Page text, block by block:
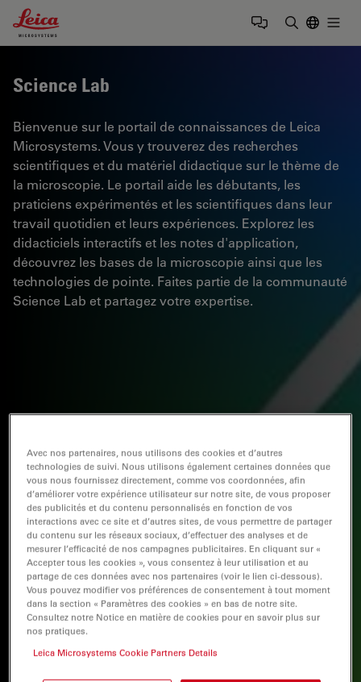
Leica Microsystems Logo
Science Lab
Bienvenue sur le portail de connaissances de Leica
Microsystems. Vous y trouverez des recherches
scientifiques et du matériel didactique sur le thème de
la microscopie. Le portail aide les débutants, les
praticiens expérimentés et les scientifiques dans leur
travail quotidien et leurs expériences. Explorez les
didacticiels interactifs et les notes d'application,
découvrez les bases de la microscopie ainsi que les
technologies de pointe. Faites partie de la communauté
Science Lab et partagez votre expertise.
Avec nos partenaires, nous utilisons des cookies et d’autres
technologies de suivi. Nous utilisons également certaines données que
vous nous fournissez directement, comme vos coordonnées, afin
d’améliorer votre expérience utilisateur sur notre site, de vous proposer
des publicités et du contenu personnalisés en fonction de vos
interactions avec ce site et d’autres sites, de vous permettre de partager
du contenu sur les réseaux sociaux, d’effectuer des analyses et de
mesurer l’efficacité de nos campagnes publicitaires. En cliquant sur «
Accepter tous les cookies », vous consentez à leur utilisation et au
partage de ces données avec nos partenaires (voir le lien ci-dessous).
Vous pouvez modifier vos préférences de consentement à tout moment
dans la section « Paramètres des cookies » en bas de notre site.
Consultez notre Notice en matière de cookies pour en savoir plus sur
nos pratiques.
Leica Microsystems Cookie Partners Details